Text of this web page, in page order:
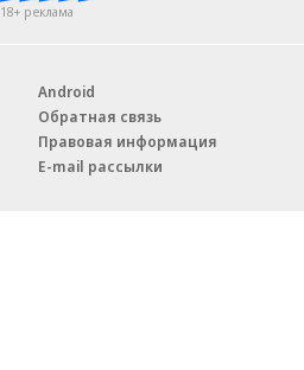
18+ реклама
Android
Обратная связь
Правовая информация
E-mail рассылки